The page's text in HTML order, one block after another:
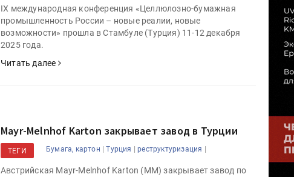
IX международная конференция «Целлюлозно-бумажная
промышленность России – новые реалии, новые
возможности» прошла в Стамбуле (Турция) 11-12 декабря
2025 года.
Читать далее
Mayr-Melnhof Karton закрывает завод в Турции
ТЕГИ Бумага, картон |Турция |реструктуризация |
Австрийская Mayr-Melnhof Karton (MM) закрывает завод по